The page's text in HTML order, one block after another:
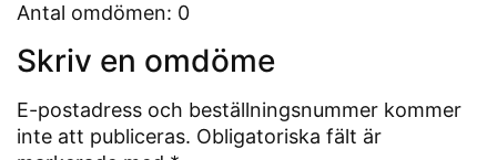
Antal omdömen: 0
Skriv en omdöme
E-postadress och beställningsnummer kommer
inte att publiceras. Obligatoriska fält är